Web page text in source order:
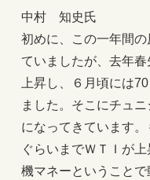
中村 知史氏
初めに、この一年間
ていましたが、去年
上昇し、６月頃には
ました。そこにチュ
になってきています
ぐらいまでＷＴＩが
機マネーということ